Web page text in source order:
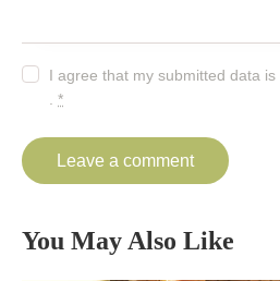
I agree that my submitted data
.*
You May Also Like